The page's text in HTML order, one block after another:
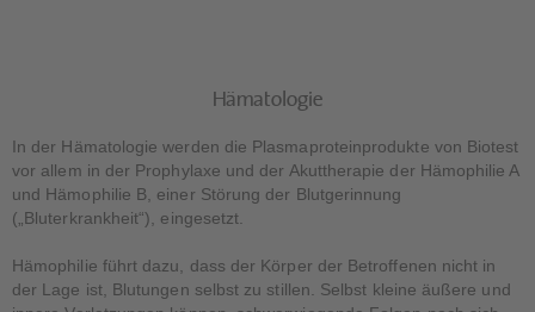
Hämatologie
In der Hämatologie werden die Plasmaproteinprodukte von Biotest
vor allem in der Prophylaxe und der Akuttherapie der Hämophilie A
und Hämophilie B, einer Störung der Blutgerinnung
(„Bluterkrankheit“), eingesetzt.
Hämophilie führt dazu, dass der Körper der Betroffenen nicht in
der Lage ist, Blutungen selbst zu stillen. Selbst kleine äußere und